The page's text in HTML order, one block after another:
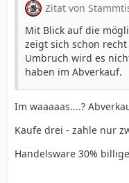
Zitat von
Mit Blick auf die
zeigt sich schon
Umbruch wird es
haben im Abverkauf.
Im waaaaas....?
Kaufe drei - zahle nur
Handelsware 30%